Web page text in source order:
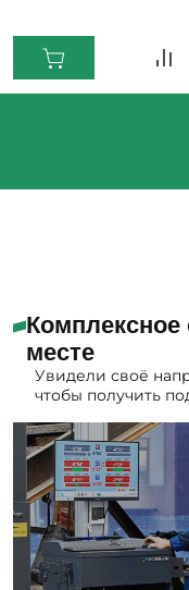
месте
Увидели своё
чтобы получить